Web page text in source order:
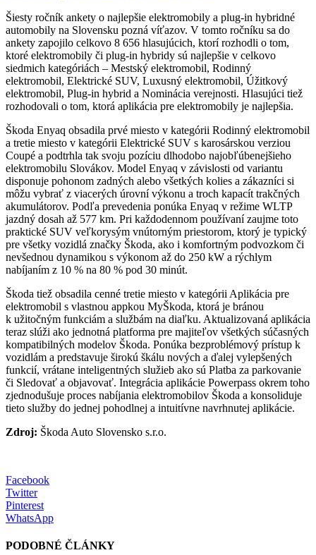
Šiesty ročník ankety o najlepšie elektromobily a plug-in hybridné
automobily na Slovensku pozná víťazov. V tomto ročníku sa do
ankety zapojilo celkovo 8 656 hlasujúcich, ktorí rozhodli o tom,
ktoré elektromobily či plug-in hybridy sú najlepšie v celkovo
siedmich kategóriách – Mestský elektromobil, Rodinný
elektromobil, Elektrické SUV, Luxusný elektromobil, Úžitkový
elektromobil, Plug-in hybrid a Nominácia verejnosti. Hlasujúci tiež
rozhodovali o tom, ktorá aplikácia pre elektromobily je najlepšia.
Škoda Enyaq obsadila prvé miesto v kategórii Rodinný elektromobil
a tretie miesto v kategórii Elektrické SUV s karosárskou verziou
Coupé a podtrhla tak svoju pozíciu dlhodobo najobľúbenejšieho
elektromobilu Slovákov. Model Enyaq v závislosti od variantu
disponuje pohonom zadných alebo všetkých kolies a zákazníci si
môžu vybrať z viacerých úrovní výkonu a troch kapacít trakčných
akumulátorov. Podľa prevedenia ponúka Enyaq v režime WLTP
jazdný dosah až 577 km. Pri každodennom používaní zaujme toto
praktické SUV veľkorysým vnútorným priestorom, ktorý je typický
pre všetky vozidlá značky Škoda, ako i komfortným podvozkom či
nevšednou dynamikou s výkonom až do 250 kW a rýchlym
nabíjaním z 10 % na 80 % pod 30 minút.
Škoda tiež obsadila cenné tretie miesto v kategórii Aplikácia pre
elektromobil s vlastnou appkou MyŠkoda, ktorá je bránou
k užitočným funkciám a službám na diaľku. Aktualizovaná aplikácia
teraz slúži ako jednotná platforma pre majiteľov všetkých súčasných
kompatibilných modelov Škoda. Ponúka bezproblémový prístup k
vozidlám a predstavuje širokú škálu nových a ďalej vylepšených
funkcií, vrátane inteligentných služieb ako sú Platba za parkovanie
či Sledovať a objavovať. Integrácia aplikácie Powerpass okrem toho
zjednodušuje proces nabíjania elektromobilov Škoda a konsoliduje
tieto služby do jednej pohodlnej a intuitívne navrhnutej aplikácie.
Zdroj: Škoda Auto Slovensko s.r.o.
Facebook
Twitter
Pinterest
WhatsApp
PODOBNÉ ČLÁNKY